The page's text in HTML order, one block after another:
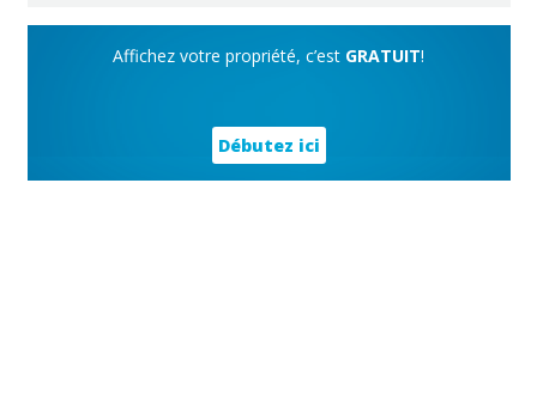
Affichez votre propriété, c’est GRATUIT!
Débutez ici